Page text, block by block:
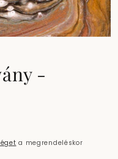
-
a megrendeléskor